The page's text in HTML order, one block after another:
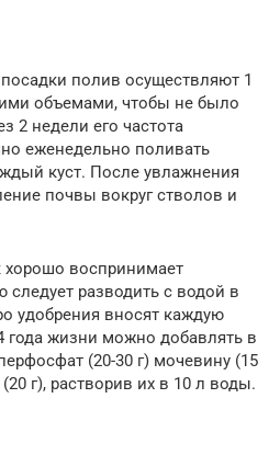
полив осуществляют 1
объемами, чтобы не было
2 недели его частота
еженедельно поливать
куст. После увлажнения
почвы вокруг стволов и
воспринимает
разводить с водой в
удобрения вносят каждую
года жизни можно добавлять в
(20-30 г) мочевину (15
г), растворив их в 10 л воды.